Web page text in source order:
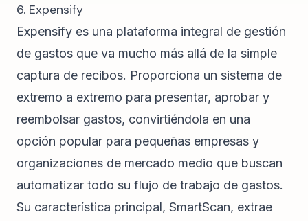
6. Expensify
Expensify es una plataforma integral de gestión
de gastos que va mucho más allá de la simple
captura de recibos. Proporciona un sistema de
extremo a extremo para presentar, aprobar y
reembolsar gastos, convirtiéndola en una
opción popular para pequeñas empresas y
organizaciones de mercado medio que buscan
automatizar todo su flujo de trabajo de gastos.
Su característica principal, SmartScan, extrae